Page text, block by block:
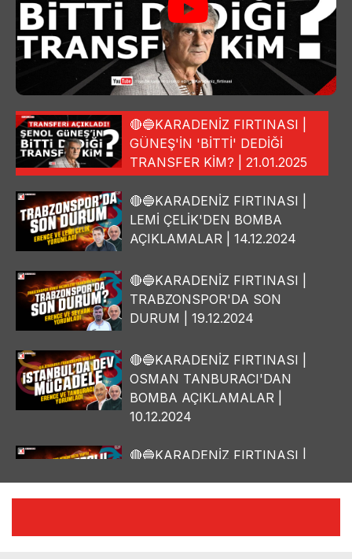
🔴🔵KARADENİZ FIRTINASI |
GÜNEŞ'İN 'BİTTİ' DEDİĞİ
TRANSFER KİM? | 21.01.2025
🔴🔵KARADENİZ FIRTINASI |
LEMİ ÇELİK'DEN BOMBA
AÇIKLAMALAR | 14.12.2024
🔴🔵KARADENİZ FIRTINASI |
TRABZONSPOR'DA SON
DURUM | 19.12.2024
🔴🔵KARADENİZ FIRTINASI |
OSMAN TANBURACI'DAN
BOMBA AÇIKLAMALAR |
10.12.2024
🔴🔵KARADENİZ FIRTINASI |
🔴🔵KARADENİZ FIRTINASI |